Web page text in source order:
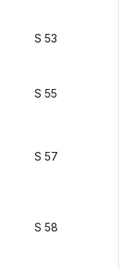
S 53
S 55
S 57
S 58